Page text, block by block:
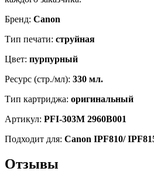
Бренд: Canon
Тип печати: струйная
Цвет: пурпурный
Ресурс (стр./мл): 330 мл.
Тип картриджа: оригинальный
Артикул: PFI-303M 2960B001
Подходит для: Canon IPF810/
Отзывы